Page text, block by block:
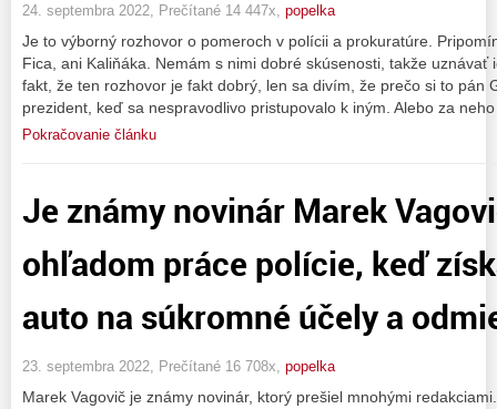
24. septembra 2022, Prečítané 14 447x, popelka
Je to výborný rozhovor o pomeroch v polícii a prokuratúre.
Fica, ani Kaliňáka. Nemám s nimi dobré skúsenosti, takže uznávať
fakt, že ten rozhovor je fakt dobrý, len sa divím, že prečo si to pán
prezident, keď sa nespravodlivo pristupovalo k iným. Alebo za
Pokračovanie článku
Je známy novinár Marek
ohľadom práce polície, keď
auto na súkromné účely a
23. septembra 2022, Prečítané 16 708x, popelka
Marek Vagovič je známy novinár, ktorý prešiel mnohými